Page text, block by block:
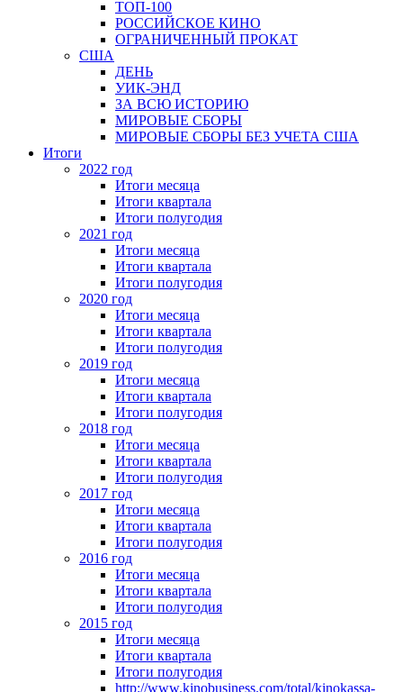
ТОП-100
РОССИЙСКОЕ КИНО
ОГРАНИЧЕННЫЙ ПРОКАТ
США
ДЕНЬ
УИК-ЭНД
ЗА ВСЮ ИСТОРИЮ
МИРОВЫЕ СБОРЫ
МИРОВЫЕ СБОРЫ БЕЗ УЧЕТА США
Итоги
2022 год
Итоги месяца
Итоги квартала
Итоги полугодия
2021 год
Итоги месяца
Итоги квартала
Итоги полугодия
2020 год
Итоги месяца
Итоги квартала
Итоги полугодия
2019 год
Итоги месяца
Итоги квартала
Итоги полугодия
2018 год
Итоги месяца
Итоги квартала
Итоги полугодия
2017 год
Итоги месяца
Итоги квартала
Итоги полугодия
2016 год
Итоги месяца
Итоги квартала
Итоги полугодия
2015 год
Итоги месяца
Итоги квартала
Итоги полугодия
http://www.kinobusiness.com/total/kinokassa-